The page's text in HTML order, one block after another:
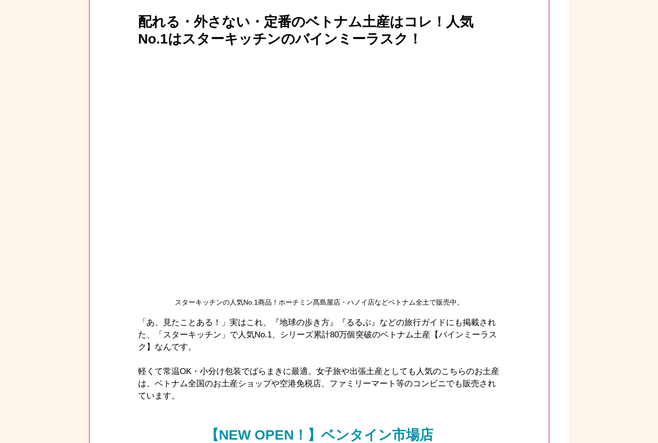
配れる・外さない・定番のベトナム土産はコレ！人気
No.1はスターキッチンのバインミーラスク！
スターキッチンの人気No.1商品！ホーチミン髙島屋店・ハノイ店などベトナム全土で販売中。
「あ、見たことある！」実はこれ、『地球の歩き方』『るるぶ』などの旅行ガイドにも掲載され
た、「スターキッチン」で人気No.1、シリーズ累計80万個突破のベトナム土産【バインミーラス
ク】なんです。
軽くて常温OK・小分け包装でばらまきに最適。女子旅や出張土産としても人気のこちらのお土産
は、ベトナム全国のお土産ショップや空港免税店、ファミリーマート等のコンビニでも販売され
ています。
【NEW OPEN！】ベンタイン市場店